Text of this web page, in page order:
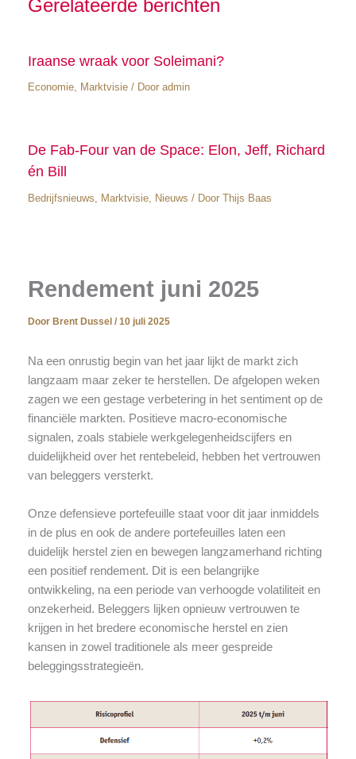
Gerelateerde berichten
Iraanse wraak voor Soleimani?
Economie, Marktvisie/ Door admin
De Fab-Four van de Space: Elon, Jeff, Richard
én Bill
Bedrijfsnieuws Marktvisie, Nieuws / Door Thijs Baas
Rendement juni 2025
Door Brent Dussel / 10 juli 2025
Na een onrustig begin van het jaar lijkt de markt zich
langzaam maar zeker te herstellen. De afgelopen weken
zagen we een gestage verbetering in het sentiment op de
financiële markten. Positieve macro-economische
signalen, zoals stabiele werkgelegenheidscijfers en
duidelijkheid over het rentebeleid, hebben het vertrouwen
van beleggers versterkt.
Onze defensieve portefeuille staat voor dit jaar inmiddels
in de plus en ook de andere portefeuilles laten een
duidelijk herstel zien en bewegen langzamerhand richting
een positief rendement. Dit is een belangrijke
ontwikkeling, na een periode van verhoogde volatiliteit en
onzekerheid. Beleggers lijken opnieuw vertrouwen te
krijgen in het bredere economische herstel en zien
kansen in zowel traditionele als meer gespreide
beleggingsstrategieën.